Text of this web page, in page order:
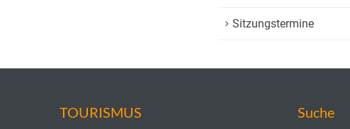
Sitzungstermine
TOURISMUS Suche